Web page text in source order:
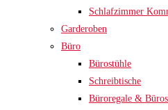
Schlafzimmer
Garderoben
Büro
Bürostühle
Schreibtische
Büroregale &